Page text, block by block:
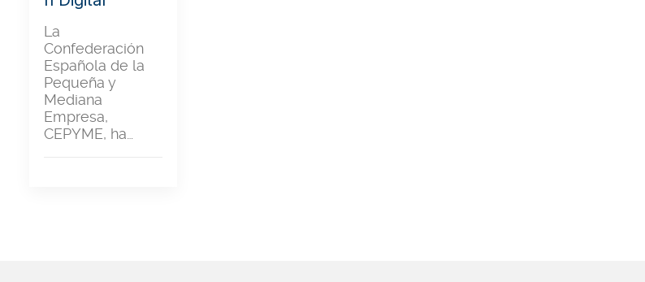
La
Confederación
Española de la
Pequeña y
Mediana
Empresa,
CEPYME, ha…